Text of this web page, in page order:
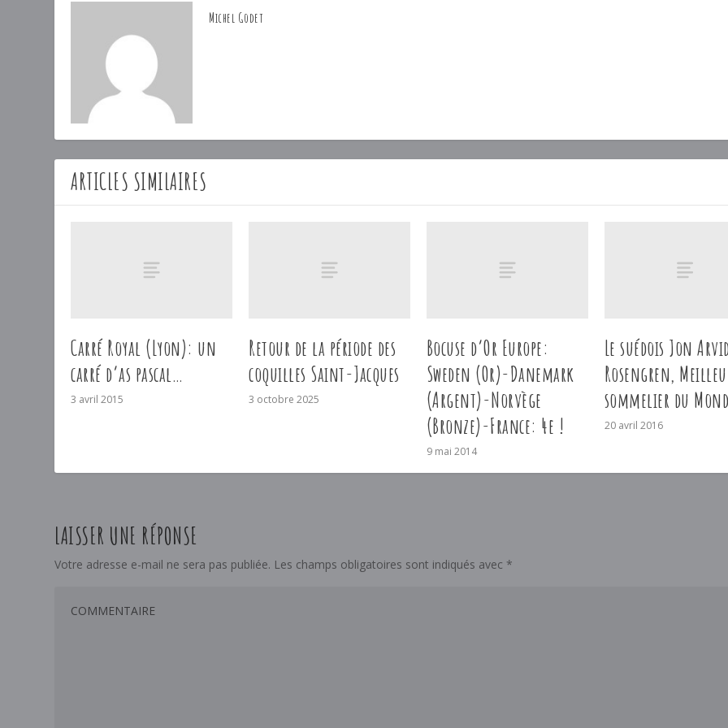
Michel Godet
ARTICLES SIMILAIRES
Carré Royal (Lyon): un
carré d’as pascal…
3 avril 2015
Retour de la période des
coquilles Saint-Jacques
3 octobre 2025
Bocuse d’Or Europe:
Sweden (Or)-Danemark
(Argent)-Norvège
(Bronze)-France: 4e !
9 mai 2014
Le suédois Jon
Rosengren,
sommelier du
20 avril 2016
LAISSER UNE RÉPONSE
Votre adresse e-mail ne sera pas publiée. Les champs obligatoires sont indiqués avec *